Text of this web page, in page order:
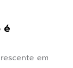
é
em